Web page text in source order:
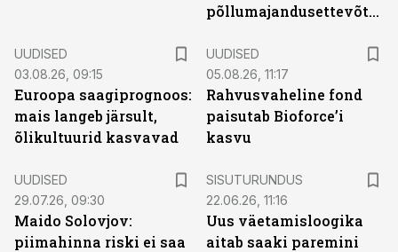
põllumajandusettevõtted
UUDISED
03.08.26, 09:15
Euroopa saagiprognoos:
mais langeb järsult,
õlikultuurid kasvavad
UUDISED
05.08.26, 11:17
Rahvusvaheline fond
paisutab Bioforce’i
kasvu
UUDISED
29.07.26, 09:30
Maido Solovjov:
piimahinna riski ei saa
SISUTURUNDUS
22.06.26, 11:16
Uus väetamisloogika
aitab saaki paremini